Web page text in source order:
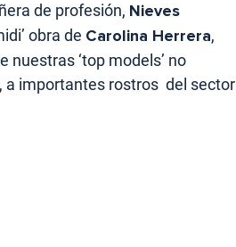
de profesión, Nieves
obra de Carolina Herrera,
nuestras ‘top models’ no
a importantes rostros del sector